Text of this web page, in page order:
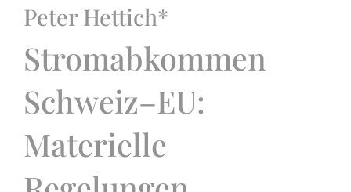
Peter Hettich*
Stromabkommen
Schweiz–EU:
Materielle